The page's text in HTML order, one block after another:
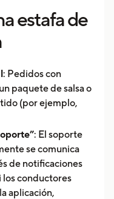
estafa de
: Pedidos con
paquete de salsa o
(por ejemplo,
: El soporte
se comunica
de notificaciones
los conductores
aplicación,